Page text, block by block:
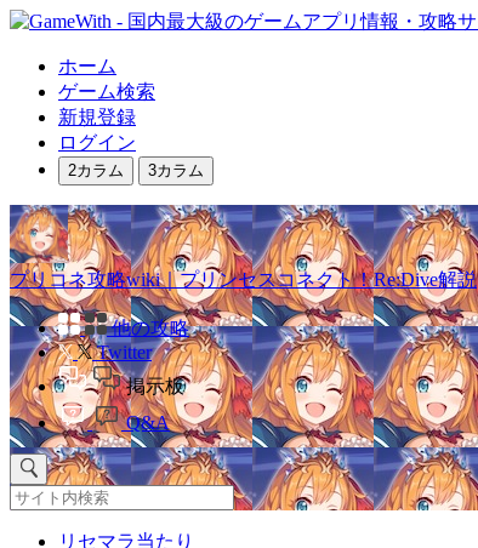
ホーム
ゲーム検索
新規登録
ログイン
2カラム 3カラム
プリコネ攻略wiki｜プリンセスコネクト！Re:Dive解説
他の攻略
Twitter
掲示板
Q&A
リセマラ当たり